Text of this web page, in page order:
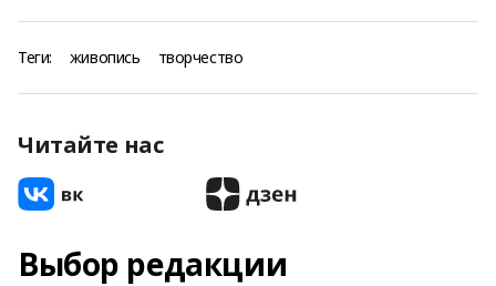
Теги: живопись творчество
Читайте нас
Выбор редакции